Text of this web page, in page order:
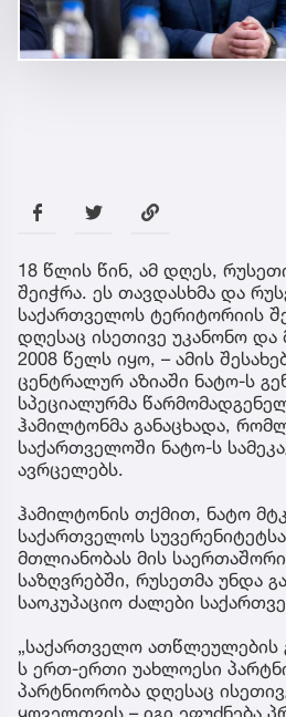
18 წლის წინ, ამ დღეს,
შეიჭრა. ეს თავდასხმა და
საქართველოს ტერიტორიის
დღესაც ისეთივე უკანონო
2008 წელს იყო, – ამის
ცენტრალურ აზიაში ნატო-ს
სპეციალურმა
ჰამილტონმა განაცხადა,
საქართველოში ნატო-ს
ავრცელებს.
ჰამილტონის თქმით, ნატო
საქართველოს
მთლიანობას მის
საზღვრებში, რუსეთმა უნდა
საოკუპაციო ძალები
„საქართველო ათწლეულების
ს ერთ-ერთი უახლოესი
პარტნიორობა დღესაც
ყოველთვის – იგი ეფუძნება